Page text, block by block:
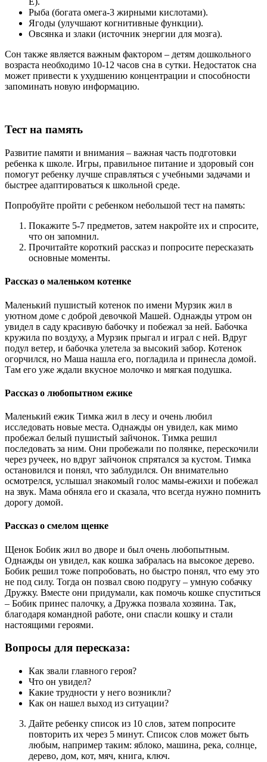
Рыба (богата омега-3 жирными кислотами).
Ягоды (улучшают когнитивные функции).
Овсянка и злаки (источник энергии для мозга).
Сон также является важным фактором – детям дошкольного
возраста необходимо 10-12 часов сна в сутки. Недостаток сна
может привести к ухудшению концентрации и способности
запоминать новую информацию.
Тест на память
Развитие памяти и внимания – важная часть подготовки
ребенка к школе. Игры, правильное питание и здоровый сон
помогут ребенку лучше справляться с учебными задачами и
быстрее адаптироваться к школьной среде.
Попробуйте пройти с ребенком небольшой тест на память:
Покажите 5-7 предметов, затем накройте их и спросите,
что он запомнил.
Прочитайте короткий рассказ и попросите пересказать
основные моменты.
Рассказ о маленьком котенке
Маленький пушистый котенок по имени Мурзик жил в
уютном доме с доброй девочкой Машей. Однажды утром он
увидел в саду красивую бабочку и побежал за ней. Бабочка
кружила по воздуху, а Мурзик прыгал и играл с ней. Вдруг
подул ветер, и бабочка улетела за высокий забор. Котенок
огорчился, но Маша нашла его, погладила и принесла домой.
Там его уже ждали вкусное молочко и мягкая подушка.
Рассказ о любопытном ежике
Маленький ежик Тимка жил в лесу и очень любил
исследовать новые места. Однажды он увидел, как мимо
пробежал белый пушистый зайчонок. Тимка решил
последовать за ним. Они пробежали по полянке, перескочили
через ручеек, но вдруг зайчонок спрятался за кустом. Тимка
остановился и понял, что заблудился. Он внимательно
осмотрелся, услышал знакомый голос мамы-ежихи и побежал
на звук. Мама обняла его и сказала, что всегда нужно помнить
дорогу домой.
Рассказ о смелом щенке
Щенок Бобик жил во дворе и был очень любопытным.
Однажды он увидел, как кошка забралась на высокое дерево.
Бобик решил тоже попробовать, но быстро понял, что ему это
не под силу. Тогда он позвал свою подругу – умную собачку
Дружку. Вместе они придумали, как помочь кошке спуститься
– Бобик принес палочку, а Дружка позвала хозяина. Так,
благодаря командной работе, они спасли кошку и стали
настоящими героями.
Вопросы для пересказа:
Как звали главного героя?
Что он увидел?
Какие трудности у него возникли?
Как он нашел выход из ситуации?
Дайте ребенку список из 10 слов, затем попросите
повторить их через 5 минут. Список слов может быть
любым, например таким: яблоко, машина, река, солнце,
дерево, дом, кот, мяч, книга, ключ.